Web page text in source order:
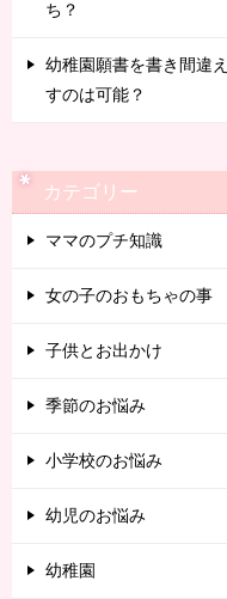
ち？
幼稚園願書を書き間違
すのは可能？
カテゴリー
ママのプチ知識
女の子のおもちゃの事
子供とお出かけ
季節のお悩み
小学校のお悩み
幼児のお悩み
幼稚園